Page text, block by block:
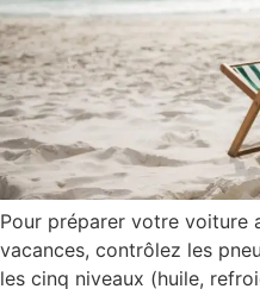
Pour préparer votre voiture
vacances, contrôlez les
les cinq niveaux (huile,